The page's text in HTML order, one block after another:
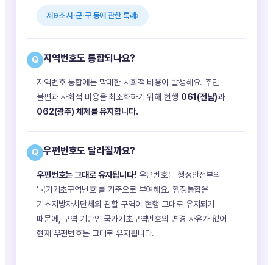
제9조 시·군·구 등에 관한 특례
Q 지역번호도 통합되나요?
지역번호 통합에는 막대한 사회적 비용이 발생해요. 주민
불편과 사회적 비용을 최소화하기 위해 현행 061(전남)과
062(광주) 체제를 유지합니다.
Q 우편번호도 달라질까요?
우편번호는 그대로 유지됩니다! 우편번호는 행정안전부의
‘국가기초구역번호’를 기준으로 부여해요. 행정통합은
기초지방자치단체의 관할 구역이 현행 그대로 유지되기
때문에, 구역 기반인 국가기초구역번호의 변경 사유가 없어
현재 우편번호는 그대로 유지됩니다.